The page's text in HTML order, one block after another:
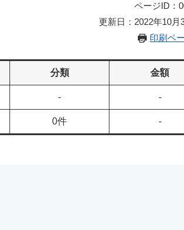
ページID：
更新日：2022年10月
印刷ペ
分類 金額
- -
0件 -